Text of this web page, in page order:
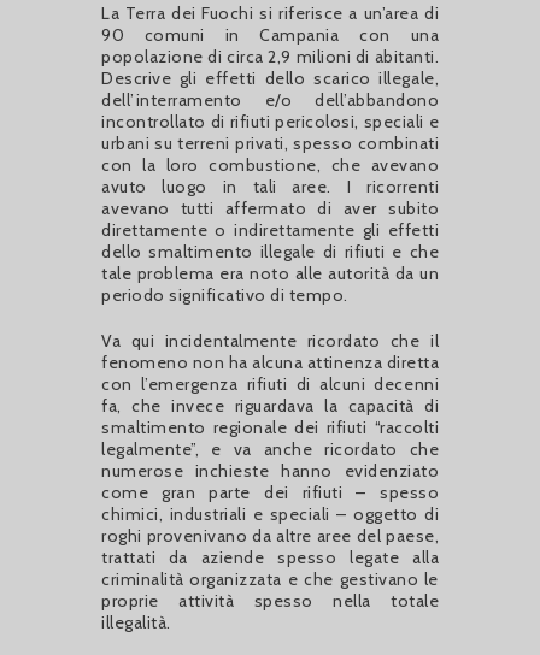
La Terra dei Fuochi si riferisce a un’area di
90 comuni in Campania con una
popolazione di circa 2,9 milioni di abitanti.
Descrive gli effetti dello scarico illegale,
dell’interramento e/o dell’abbandono
incontrollato di rifiuti pericolosi, speciali e
urbani su terreni privati, spesso combinati
con la loro combustione, che avevano
avuto luogo in tali aree. I ricorrenti
avevano tutti affermato di aver subito
direttamente o indirettamente gli effetti
dello smaltimento illegale di rifiuti e che
tale problema era noto alle autorità da un
periodo significativo di tempo.
Va qui incidentalmente ricordato che il
fenomeno non ha alcuna attinenza diretta
con l’emergenza rifiuti di alcuni decenni
fa, che invece riguardava la capacità di
smaltimento regionale dei rifiuti “raccolti
legalmente”, e va anche ricordato che
numerose inchieste hanno evidenziato
come gran parte dei rifiuti – spesso
chimici, industriali e speciali – oggetto di
roghi provenivano da altre aree del paese,
trattati da aziende spesso legate alla
criminalità organizzata e che gestivano le
proprie attività spesso nella totale
illegalità.